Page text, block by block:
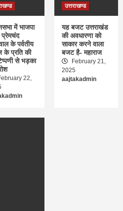
विदेश
भारतीय गेंदबाज,ऑस्ट्रेलिया को पहली
किया ढेर
सीरिया के अलेप्पो में सैन्य ठिकानों को
के इरादों पर फिरा पानी
में भाजपा
प्रेमचंद
के पर्वतीय
के प्रति की
से भड़का
22,
उत्तराखण्ड
यह बजट उत्तराखंड
की अवधारणा को
साकार करने वाला
बजट है- महाराज
February 21,
2025
aajtakadmin